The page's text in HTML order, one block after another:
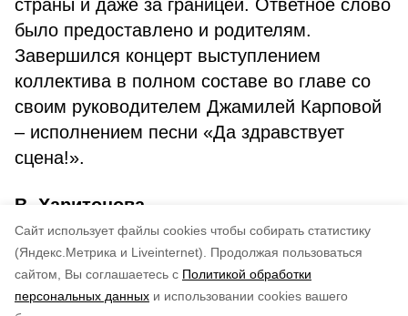
Cайт использует файлы cookies чтобы собирать статистику
(Яндекс.Метрика и Liveinternet).
Продолжая пользоваться
сайтом, Вы соглашаетесь с Политикой обработки
персональных данных и использовании cookies вашего
страны и даже за границей. Ответное слово
было предоставлено и родителям.
Завершился концерт выступлением
коллектива в полном составе во главе со
своим руководителем Джамилей Карповой
– исполнением песни «Да здравствует
сцена!».
В. Харитонова
Авторы: admin
по оценке